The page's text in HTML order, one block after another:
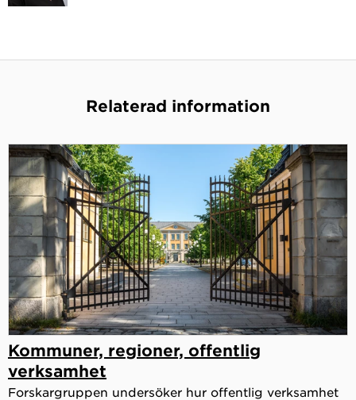
Relaterad information
Kommuner, regioner, offentlig
verksamhet
Forskargruppen undersöker hur offentlig verksamhet